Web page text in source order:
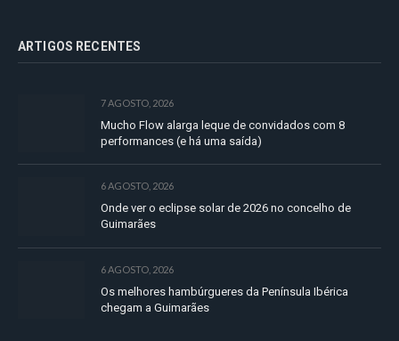
ARTIGOS RECENTES
7 AGOSTO, 2026
Mucho Flow alarga leque de convidados com 8
performances (e há uma saída)
6 AGOSTO, 2026
Onde ver o eclipse solar de 2026 no concelho de
Guimarães
6 AGOSTO, 2026
Os melhores hambúrgueres da Península Ibérica
chegam a Guimarães